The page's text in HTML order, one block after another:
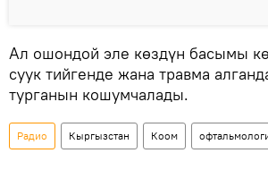
Ал ошондой эле көздүн басымы
суук тийгенде жана травма
турганын кошумчалады.
Радио Кыргызстан Коом